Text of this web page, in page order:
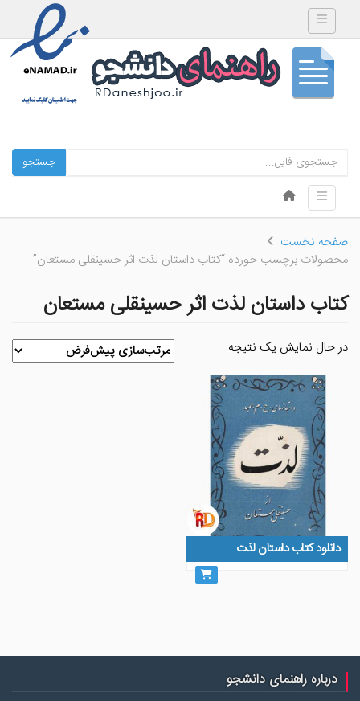
Toggle navigation
جستجو
Menu
Skip to content
Toggle navigation
صفحه نخست
محصولات برچسب خورده “کتاب داستان لذت اثر حسینقلی مستعان”
کتاب داستان لذت اثر حسینقلی مستعان
در حال نمایش یک نتیجه
دانلود کتاب داستان لذت
درباره راهنمای دانشجو